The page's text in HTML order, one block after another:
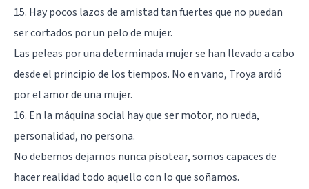
15. Hay pocos lazos de amistad tan fuertes que no puedan
ser cortados por un pelo de mujer.
Las peleas por una determinada mujer se han llevado a cabo
desde el principio de los tiempos. No en vano, Troya ardió
por el amor de una mujer.
16. En la máquina social hay que ser motor, no rueda,
personalidad, no persona.
No debemos dejarnos nunca pisotear, somos capaces de
hacer realidad todo aquello con lo que soñamos.